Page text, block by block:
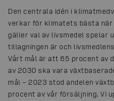
Den centrala idén i
verkar för klimatets bästa
gäller val av livsmedel spelar
tillagningen är och
Vårt mål är att 65 procent av
av 2030 ska vara
mål – 2023 stod andelen
procent av vår försäljning. Vi